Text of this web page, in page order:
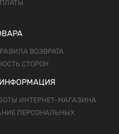
ВОЗВРАТА
СТОРОН
ИНТЕРНЕТ-МАГАЗИНА
ПЕРСОНАЛЬНЫХ